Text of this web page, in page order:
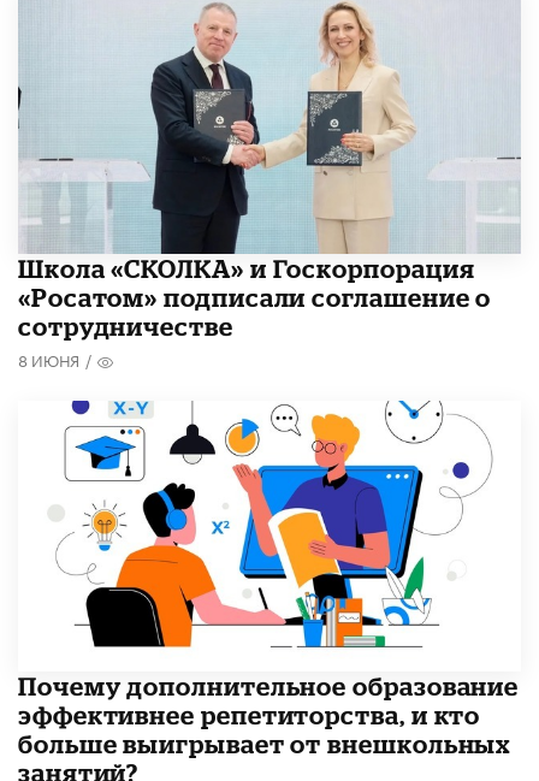
Школа «СКОЛКА» и Госкорпорация
«Росатом» подписали соглашение о
сотрудничестве
8 ИЮНЯ /
​Почему дополнительное образование
эффективнее репетиторства, и кто
больше выигрывает от внешкольных
занятий?